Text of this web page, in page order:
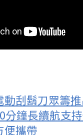
動刮鬍刀眾籌
分鐘長續航支
便攜帶